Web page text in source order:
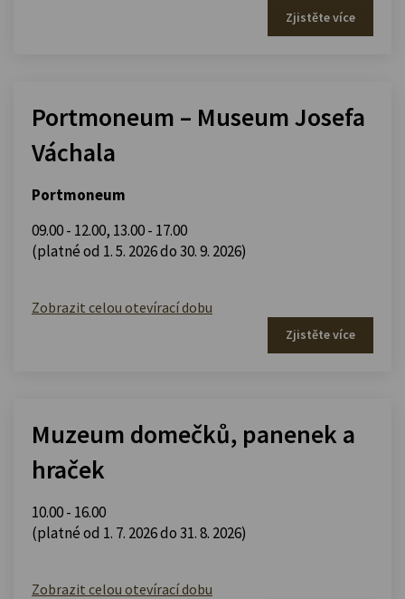
Zjistěte více
Portmoneum – Museum Josefa
Váchala
Portmoneum
09.00 - 12.00, 13.00 - 17.00
(platné od 1. 5. 2026 do 30. 9. 2026)
Zobrazit celou otevírací dobu
Zjistěte více
Muzeum domečků, panenek a
hraček
10.00 - 16.00
(platné od 1. 7. 2026 do 31. 8. 2026)
Zobrazit celou otevírací dobu